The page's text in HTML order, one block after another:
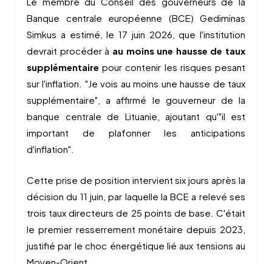
Banque centrale européenne (BCE) Gediminas
Simkus a estimé, le 17 juin 2026, que l'institution
devrait procéder à au moins une hausse de taux
supplémentaire pour contenir les risques pesant
sur l'inflation. "Je vois au moins une hausse de taux
supplémentaire", a affirmé le gouverneur de la
banque centrale de Lituanie, ajoutant qu'"il est
important de plafonner les anticipations
d'inflation".
Cette prise de position intervient six jours après la
décision du 11 juin, par laquelle la BCE a relevé ses
trois taux directeurs de 25 points de base. C'était
le premier resserrement monétaire depuis 2023,
justifié par le choc énergétique lié aux tensions au